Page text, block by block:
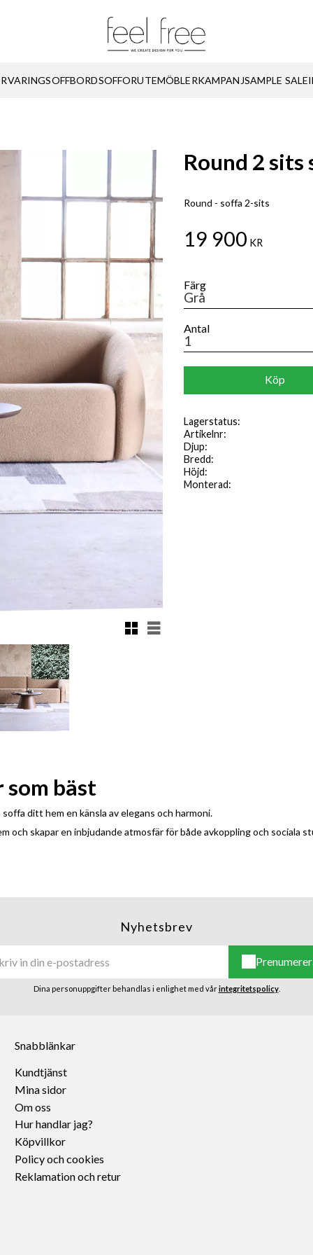
SOFFBORDSOFFORUTEMÖBLERKAMPANJSAMPLE SALE
Round 2 sits
Round - soffa 2-sits
Rutnätsvy
Listvy
19 900 KR
Färg
Antal
Köp
Lagerstatus
Artikelnr
Djup
Bredd
Höjd
Monterad
som bäst
ditt hem en känsla av elegans och harmoni.
och skapar en inbjudande atmosfär för både avkoppling och sociala
Snabblänkar
Kundtjänst
Mina sidor
Om oss
Hur handlar jag?
Köpvillkor
Policy och cookies
Reklamation och retur
Nyhetsbrev
Dina personuppgifter behandlas i enlighet med vårintegritetspolicy.